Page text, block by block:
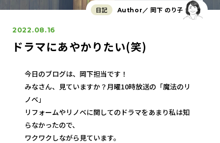
日記 Author／ 岡下 のり子
2022.08.16
ドラマにあやかりたい(笑)
今日のブログは、岡下担当です！
みなさん、見ていますか？月曜10時放送の「魔法のリ
ノベ」
リフォームやリノベに関してのドラマをあまり私は知
らなかったので、
ワクワクしながら見ています。